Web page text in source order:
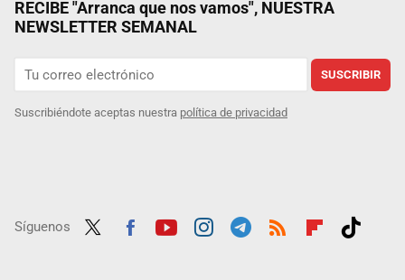
RECIBE "Arranca que nos vamos", NUESTRA
NEWSLETTER SEMANAL
SUSCRIBIR
Suscribiéndote aceptas nuestra política de privacidad
Síguenos